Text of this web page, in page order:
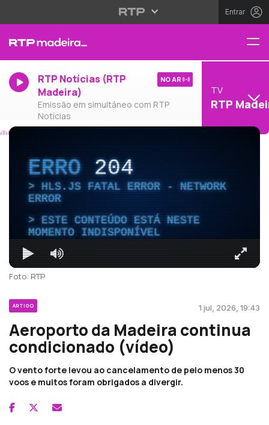
Entrar
RTP Notícias (RTP
Madeira)
Emissão em simultâneo com RTP
Notícias
NO AR
TV
RTP
ERRO204
HLS.JS FATAL ERROR - NETWORK
ERROR
ESTE CONTEÚDO ESTÁ NESTE
MOMENTO INDISPONÍVEL
Foto: RTP
ARTIGO 1 jul, 2026, 19:43
Aeroporto da Madeira continua
condicionado (vídeo)
O vento forte levou ao cancelamento de pelo menos 30
voos e muitos foram obrigados a divergir.